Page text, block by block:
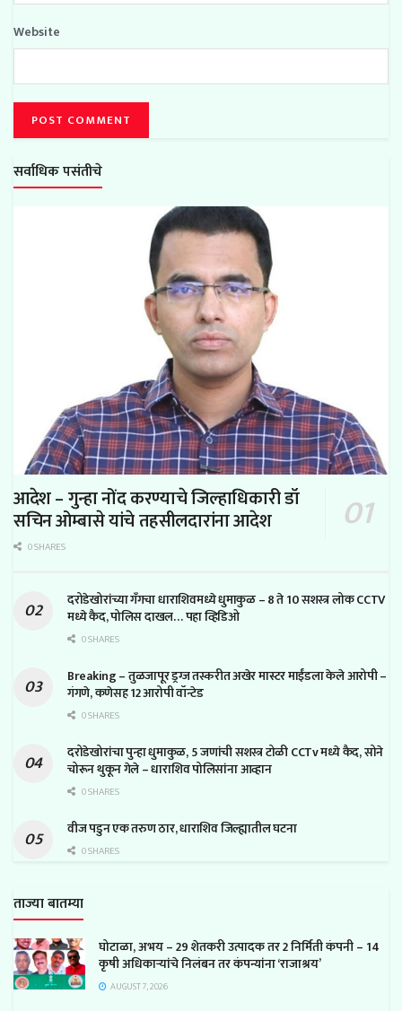
Website
सर्वाधिक पसंतीचे
आदेश – गुन्हा नोंद करण्याचे जिल्हाधिकारी डॉ
सचिन ओम्बासे यांचे तहसीलदारांना आदेश
0 SHARES
दरोडेखोरांच्या गँगचा धाराशिवमध्ये धुमाकुळ – 8 ते 10 सशस्त्र लोक CCTV
मध्ये कैद, पोलिस दाखल… पहा व्हिडिओ
0 SHARES
Breaking – तुळजापूर ड्रग्ज तस्करीत अखेर मास्टर माईंडला केले आरोपी –
गंगणे, कणेसह 12 आरोपी वॉन्टेड
0 SHARES
दरोडेखोरांचा पुन्हा धुमाकुळ, 5 जणांची सशस्त्र टोळी CCTv मध्ये कैद, सोने
चोरून थुकून गेले – धाराशिव पोलिसांना आव्हान
0 SHARES
वीज पडुन एक तरुण ठार, धाराशिव जिल्ह्यातील घटना
0 SHARES
ताज्या बातम्या
घोटाळा, अभय – 29 शेतकरी उत्पादक तर 2 निर्मिती कंपनी – 14
कृषी अधिकाऱ्यांचे निलंबन तर कंपन्यांना ‘राजाश्रय’
AUGUST 7, 2026